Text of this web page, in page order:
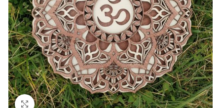
Cliquez pour agrandir